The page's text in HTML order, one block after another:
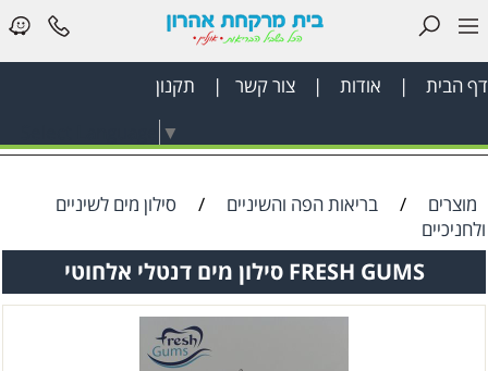
דף הבית | אודות | צור קשר | תקנון
▼
דף
הפה
והשיניים
מוצרים / בריאות הפה והשיניים /
סילון מים לשיניים
ולחניכיים
FRESH GUMS סילון מים דנטלי אלחוטי